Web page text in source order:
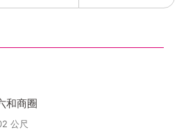
和商圈
公尺